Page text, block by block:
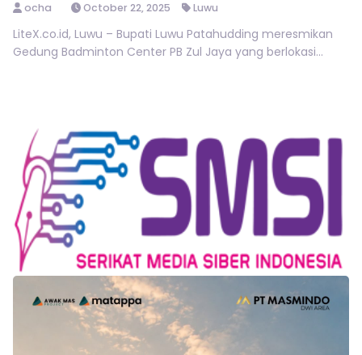
ocha October 22, 2025 Luwu
LiteX.co.id, Luwu – Bupati Luwu Patahudding meresmikan
Gedung Badminton Center PB Zul Jaya yang berlokasi...